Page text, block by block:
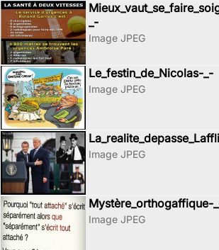
_-
Image JPEG
Le_festin_de_Nicolas-_-
Image JPEG
Image JPEG
Mystère_orthogaffique-
Image JPEG